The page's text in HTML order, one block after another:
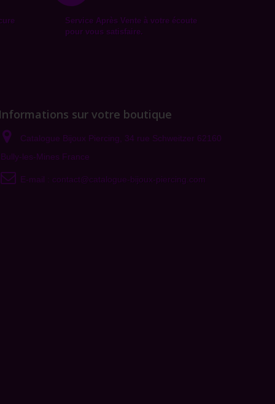
Service Après Vente à votre écoute
pour vous satisfaire.
Informations sur votre boutique
Catalogue Bijoux Piercing, 34 rue Schweitzer 62160
Bully-les-Mines France
E-mail : contact@catalogue-bijoux-piercing.com